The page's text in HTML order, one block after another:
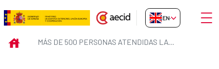
Skip to Main Content
Más de 500 personas atendidas
EN-GB
INICIO MÁS DE 500 PERSONAS ATENDIDAS LAS PRIMERAS SEMANAS DEL DESPLIEGUE DEL EQUIPO START EN EL DARIÉN